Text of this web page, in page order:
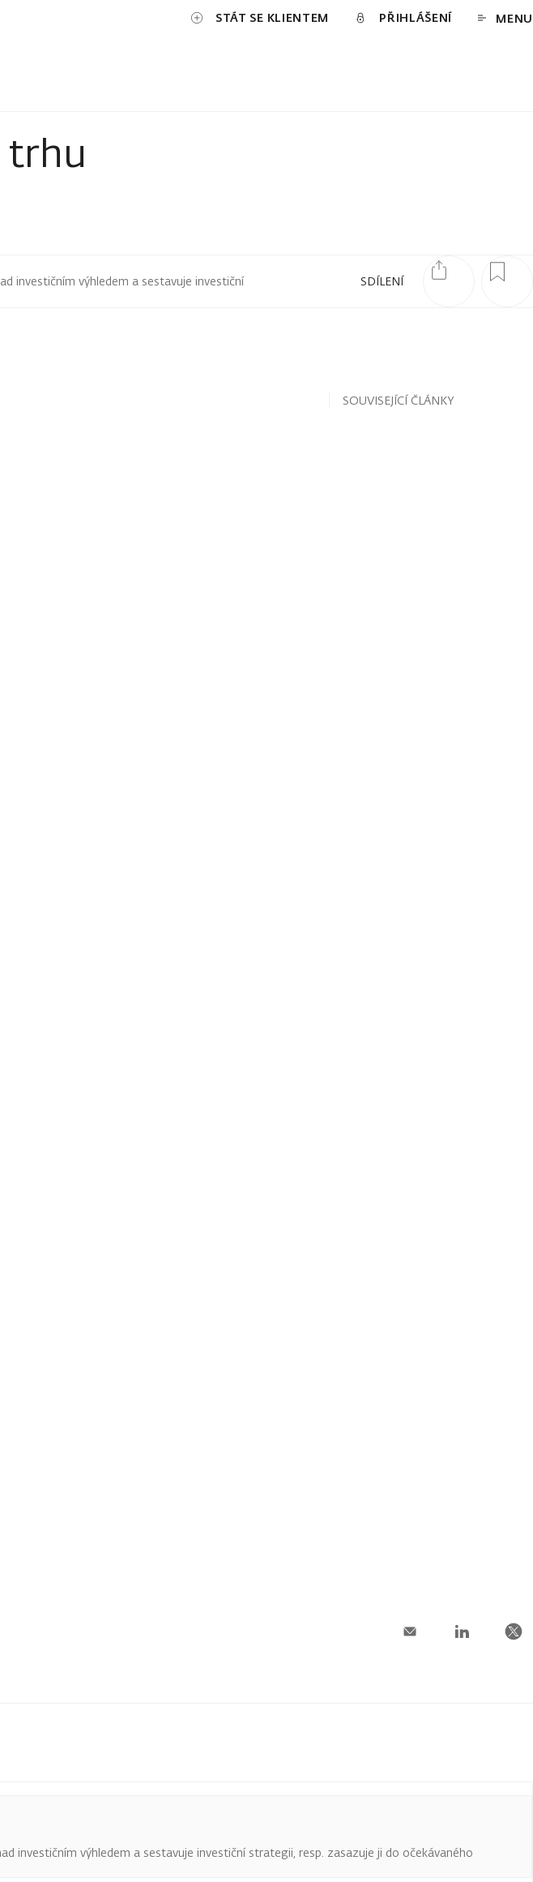
STÁT SE KLIENTEM PŘIHLÁŠENÍ MENU
trhu
SDÍLENÍ
investičním výhledem a sestavuje investiční
SOUVISEJÍCÍ ČLÁNKY
investičním výhledem a sestavuje investiční strategii, resp. zasazuje ji do očekávaného